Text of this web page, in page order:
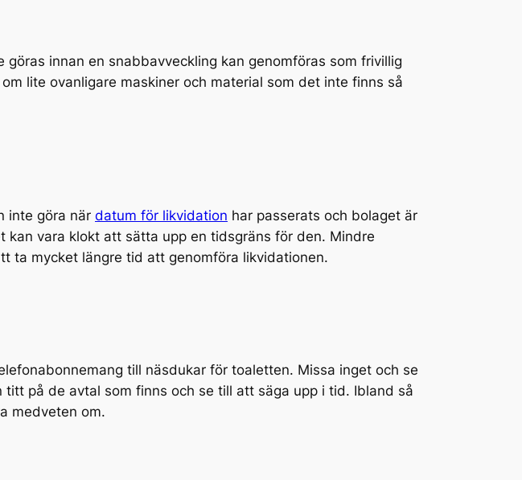
innan en snabbavveckling kan genomföras som frivillig
lite ovanligare maskiner och material som det inte finns så
inte göra när datum för likvidation har passerats och bolaget är
kan vara klokt att sätta upp en tidsgräns för den. Mindre
ta mycket längre tid att genomföra likvidationen.
till näsdukar för toaletten. Missa inget och se
på de avtal som finns och se till att säga upp i tid. Ibland så
medveten om.